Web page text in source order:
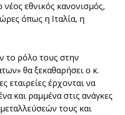
νέος εθνικός κανονισμός,
όπως η Ιταλία, η
το ρόλο τους στην
θα ξεκαθαρήσει ο κ.
εταιρείες έρχονται να
και ραμμένα στις ανάγκες
τους και